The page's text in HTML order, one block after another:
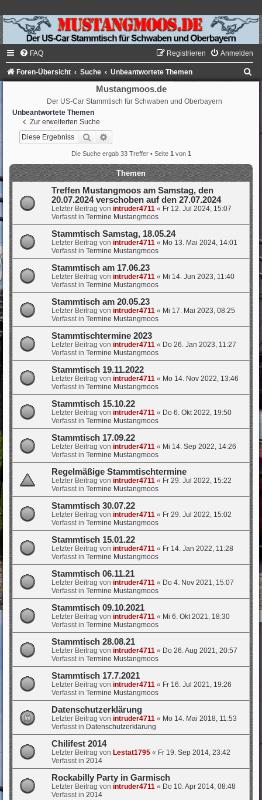
FAQ Anmelden
Registrieren
Foren-Übersicht Suche Unbeantwortete Themen
Mustangmoos.de
Der US-Car Stammtisch für Schwaben und Oberbayern
Unbeantwortete Themen
Zur erweiterten Suche
Suche
Die Suche ergab 33 Treffer • Seite 1von 1
Themen
Treffen Mustangmoos am Samstag, den
20.07.2024 verschoben auf den 27.07.2024
Letzter Beitrag von intruder4711 « Fr 12. Jul 2024, 15:07
Verfasst in Termine Mustangmoos
Stammtisch Samstag, 18.05.24
Letzter Beitrag von intruder4711 « Mo 13. Mai 2024, 14:01
Verfasst in Termine Mustangmoos
Stammtisch am 17.06.23
Letzter Beitrag von intruder4711 « Mi 14. Jun 2023, 11:40
Verfasst in Termine Mustangmoos
Stammtisch am 20.05.23
Letzter Beitrag von intruder4711 « Mi 17. Mai 2023, 08:25
Verfasst in Termine Mustangmoos
Stammtischtermine 2023
Letzter Beitrag von intruder4711 « Do 26. Jan 2023, 11:27
Verfasst in Termine Mustangmoos
Stammtisch 19.11.2022
Letzter Beitrag von intruder4711 « Mo 14. Nov 2022, 13:46
Verfasst in Termine Mustangmoos
Stammtisch 15.10.22
Letzter Beitrag von intruder4711 « Do 6. Okt 2022, 19:50
Verfasst in Termine Mustangmoos
Stammtisch 17.09.22
Letzter Beitrag von intruder4711 « Mi 14. Sep 2022, 14:26
Verfasst in Termine Mustangmoos
Regelmäßige Stammtischtermine
Letzter Beitrag von intruder4711 « Fr 29. Jul 2022, 15:22
Verfasst in Termine Mustangmoos
Stammtisch 30.07.22
Letzter Beitrag von intruder4711 « Fr 29. Jul 2022, 15:02
Verfasst in Termine Mustangmoos
Stammtisch 15.01.22
Letzter Beitrag von intruder4711 « Fr 14. Jan 2022, 11:28
Verfasst in Termine Mustangmoos
Stammtisch 06.11.21
Letzter Beitrag von intruder4711 « Do 4. Nov 2021, 15:07
Verfasst in Termine Mustangmoos
Stammtisch 09.10.2021
Letzter Beitrag von intruder4711 « Mi 6. Okt 2021, 18:30
Verfasst in Termine Mustangmoos
Stammtisch 28.08.21
Letzter Beitrag von intruder4711 « Do 26. Aug 2021, 20:57
Verfasst in Termine Mustangmoos
Stammtisch 17.7.2021
Letzter Beitrag von intruder4711 « Fr 16. Jul 2021, 19:26
Verfasst in Termine Mustangmoos
Datenschutzerklärung
Letzter Beitrag von intruder4711 « Mo 14. Mai 2018, 11:53
Verfasst in Datenschutzerklärung
Chilifest 2014
Letzter Beitrag von Lestat1795 « Fr 19. Sep 2014, 23:42
Verfasst in 2014
Rockabilly Party in Garmisch
Letzter Beitrag von intruder4711 « Do 10. Apr 2014, 08:48
Verfasst in 2014